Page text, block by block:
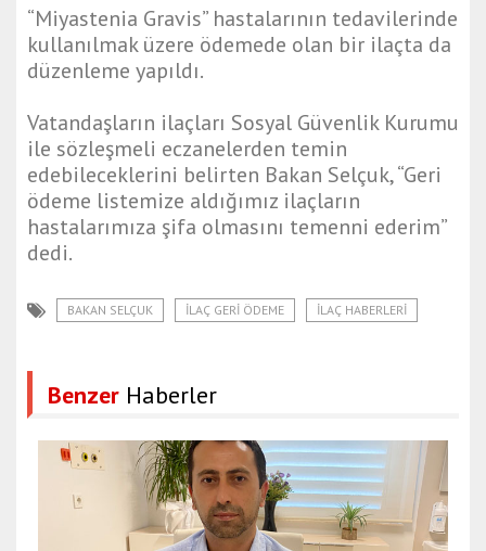
“Miyastenia Gravis” hastalarının tedavilerinde
kullanılmak üzere ödemede olan bir ilaçta da
düzenleme yapıldı.
Vatandaşların ilaçları Sosyal Güvenlik Kurumu
ile sözleşmeli eczanelerden temin
edebileceklerini belirten Bakan Selçuk, “Geri
ödeme listemize aldığımız ilaçların
hastalarımıza şifa olmasını temenni ederim”
dedi.
BAKAN SELÇUK ILAÇ GERI ÖDEME ILAÇ HABERLERI
Benzer Haberler